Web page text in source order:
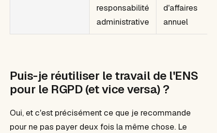
responsabilité
administrative
d'affaires
annuel
Puis-je réutiliser le travail de l'ENS
pour le RGPD (et vice versa) ?
Oui, et c'est précisément ce que je recommande
pour ne pas payer deux fois la même chose. Le